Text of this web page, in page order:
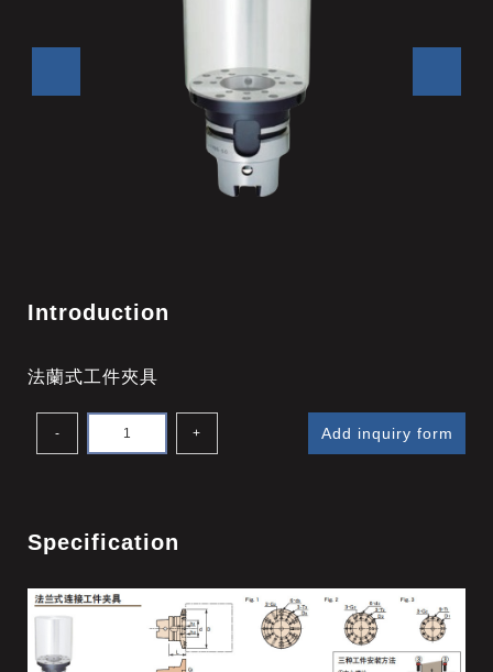
Introduction
法蘭式工件夾具
- + Add inquiry form
Specification